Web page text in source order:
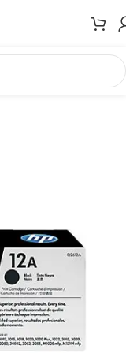
Toneri